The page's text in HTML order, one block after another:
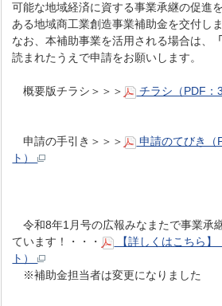
可能な地域経済に資する事業承継の促進
ある地域商工業創造事業補助金を交付しま
なお、本補助事業を活用される場合は、
読まれたうえで申請をお願いします。
概要版チラシ＞＞＞ チラシ（PDF
申請の手引き＞＞＞
申請のてびき（
ト）
令和8年1月号の広報みなまたで事業承
ています！・・・
【詳しくはこちら
ト）
※補助金担当者は変更になりました